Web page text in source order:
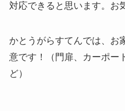
対応できると思います。お
かとうがらすてんでは、お
意です！（門扉、カーポー
ど）